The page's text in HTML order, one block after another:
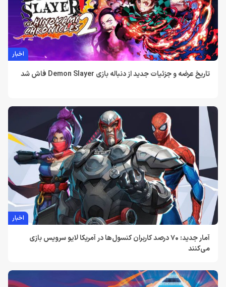
اخبار
تاریخ عرضه و جزئیات جدید از دنباله بازی Demon Slayer فاش شد
اخبار
آمار جدید: 70 درصد کاربران کنسول‌ها در آمریکا لایو سرویس بازی
می‌کنند